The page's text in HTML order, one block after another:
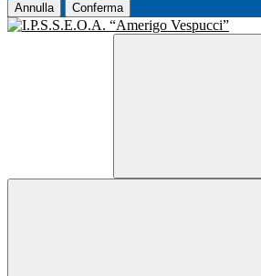
Annulla Conferma